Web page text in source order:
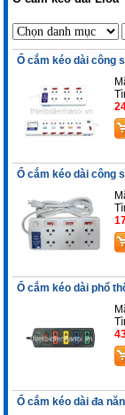
Ổ cắm kéo dài công
Ổ cắm kéo dài công
Ổ cắm kéo dài phổ
Ổ cắm kéo dài đa